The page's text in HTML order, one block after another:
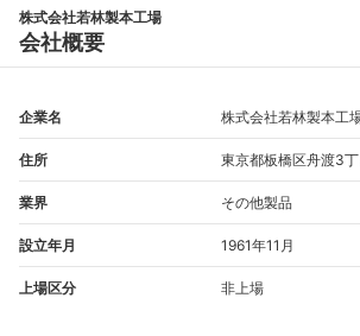
株式会社若林製本工場
会社概要
企業名 株式会社若林製本工
住所 東京都板橋区舟渡3
業界 その他製品
設立年月 1961年11月
上場区分 非上場